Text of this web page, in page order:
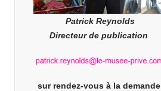
Patrick Reynolds
Directeur de publication
sur rendez-vous à la demande